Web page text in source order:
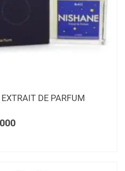
DE PARFUM